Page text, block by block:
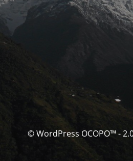
© WordPress OCOPO™ -